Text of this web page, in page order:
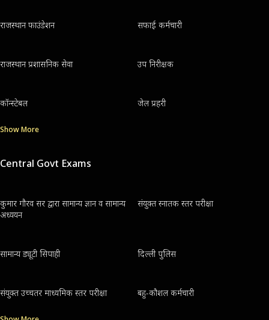
राजस्थान फाउंडेशन सफाई कर्मचारी
राजस्थान प्रशासनिक सेवा उप निरीक्षक
कॉन्स्टेबल जेल प्रहरी
Show More
Central Govt Exams
कुमार गौरव सर द्वारा सामान्य ज्ञान व सामान्य
अध्ययन
संयुक्त स्नातक स्तर परीक्षा
सामान्य ड्यूटी सिपाही दिल्ली पुलिस
संयुक्त उच्चतर माध्यमिक स्तर परीक्षा बहु-कौशल कर्मचारी